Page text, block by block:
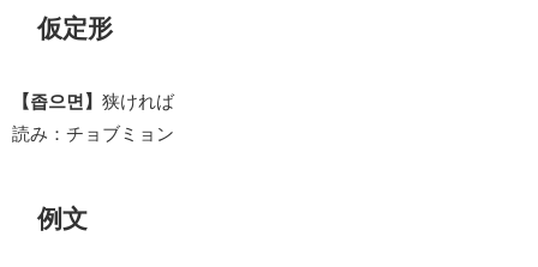
仮定形
【좁으면】 狭ければ
読み：チョブミョン
例文